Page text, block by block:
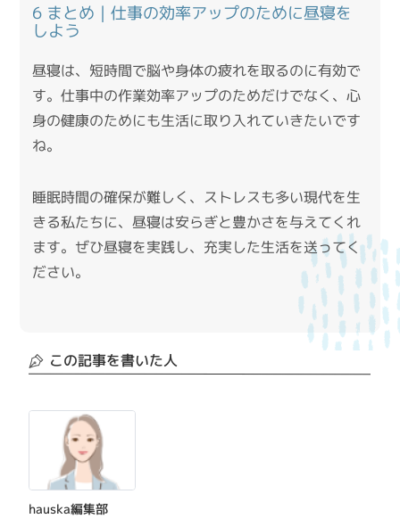
6 まとめ｜仕事の効率アップのために昼寝を
しよう
昼寝は、短時間で脳や身体の疲れを取るのに有効で
す。仕事中の作業効率アップのためだけでなく、心
身の健康のためにも生活に取り入れていきたいです
ね。
睡眠時間の確保が難しく、ストレスも多い現代を生
きる私たちに、昼寝は安らぎと豊かさを与えてくれ
ます。ぜひ昼寝を実践し、充実した生活を送ってく
ださい。
この記事を書いた人
hauska編集部